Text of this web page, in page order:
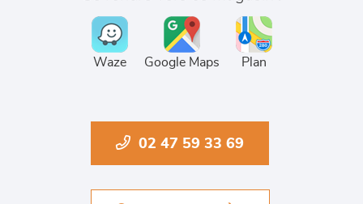
Waze Google Maps Plan
02 47 59 33 69